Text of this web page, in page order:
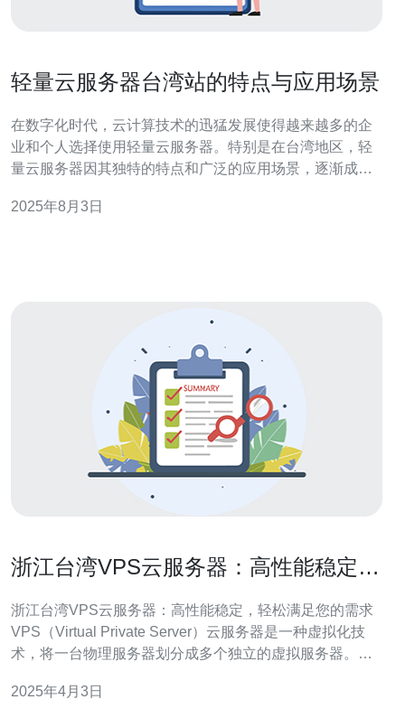
轻量云服务器台湾站的特点与应用场景
在数字化时代，云计算技术的迅猛发展使得越来越多的企
业和个人选择使用轻量云服务器。特别是在台湾地区，轻
量云服务器因其独特的特点和广泛的应用场景，逐渐成为
及在不同场景中的应用。 首先，轻量云服务器的一个显著
2025年8月3日
浙江台湾VPS云服务器：高性能稳定，
浙江台湾VPS云服务器：高性能稳定，轻松满足您的需求
VPS（Virtual Private Server）云服务器是一种虚拟化技
术，将一台物理服务器划分成多个独立的虚拟服务器。每
以像独立的服务器一样运行应用程序和服务。V
2025年4月3日